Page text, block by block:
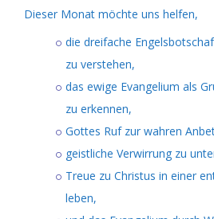
Dieser Monat möchte uns helfen,
die dreifache
zu verstehen,
das ewige Evangelium als
zu erkennen,
Gottes Ruf zur wahren
geistliche Verwirrung zu
Treue zu Christus in einer
leben,